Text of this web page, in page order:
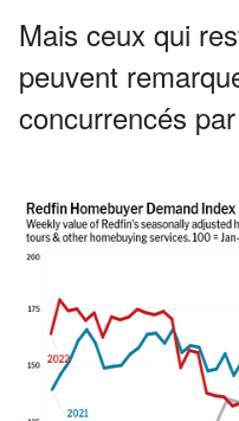
Mais ceux qui
peuvent
concurrencés